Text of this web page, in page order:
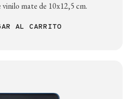
mate de 10x12,5 cm.
AL CARRITO